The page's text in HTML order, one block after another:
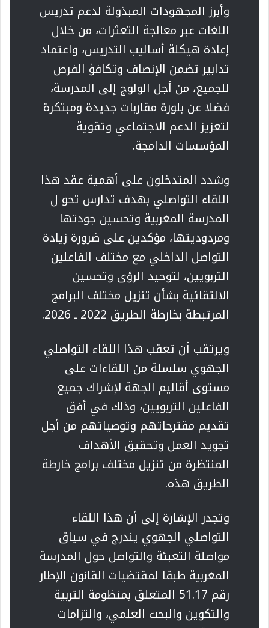
وأبرز المجهودات المبذولة لدعم تدريس
اللغات عبر معالجة التعثرات، من خلال
إعادة هيكلة أساليب التدريس، واعتماد
تدابير تضمن الإنصاف وتكافؤ الفرص
للجميع، من أجل الولوج إلى المدرسة،
فضلا عن بلورة مقاربات جديدة ومبتكرة
لتعزيز الدعم الاجتماعي وتقوية
المؤسسات الدامجة.
وشدد المتدخلون على أهمية عقد هذا
اللقاء التواصلي بهدف تدارس تحو ل
المدرسة المغربية وتحسين جودتها
ومردوديتها، مؤكدين على ضرورة زيادة
التواصل الداخلي مع مختلف الفاعلين
التربويين، لتوحيد الرؤى وتحسين
الالتقائية بشأن تنزيل مختلف البرامج
المرتبطة بخارطة الطريق 2022 ـ 2026.
ويرتقب أن تعقب هذا اللقاء التواصلي
الجهوي سلسلة من اللقاءات على
مستوى أقاليم الجهة لإشراك جميع
الفاعلين التربويين، وذلك في أفق
تقديم مقترحاتهم وتوصياتهم من أجل
تجويد العمل وتحقيق الأهداف
المنتظرة من تنزيل مختلف برامج خارطة
الطريق هذه.
وتجدر الإشارة إلى أن هذا اللقاء
التواصلي الجهوي يندرج في سياق
مواصلة التعبئة والتواصل حول المدرسة
المغربية طبقا لمقتضيات القانون الإطار
رقم 51.17 المتعلق بمنظومة التربية
والتكوين والبحث العلمي، والتزامات